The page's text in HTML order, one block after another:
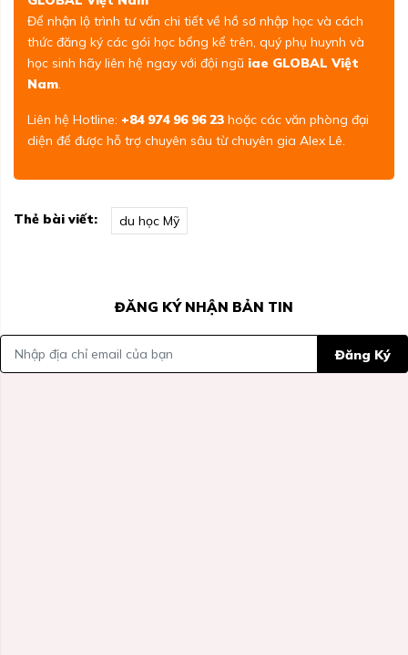
Để nhận lộ trình tư vấn chi tiết về hồ sơ nhập học và cách
thức đăng ký các gói học bổng kể trên, quý phụ huynh và
học sinh hãy liên hệ ngay với đội ngũ iae GLOBAL Việt
Nam.
Liên hệ Hotline: +84 974 96 96 23 hoặc các văn phòng đại
diện để được hỗ trợ chuyên sâu từ chuyên gia Alex Lê.
Thẻ bài viết: du học Mỹ
ĐĂNG KÝ NHẬN BẢN TIN
Đăng Ký